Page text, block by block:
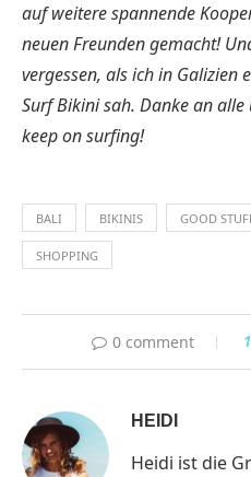
auf weitere spannende
neuen Freunden gemacht!
vergessen, als ich in Galizien
Surf Bikini sah. Danke an
keep on surfing!
BALI BIKINIS GOOD
SHOPPING
0 comment 1
HEIDI
Heidi ist die